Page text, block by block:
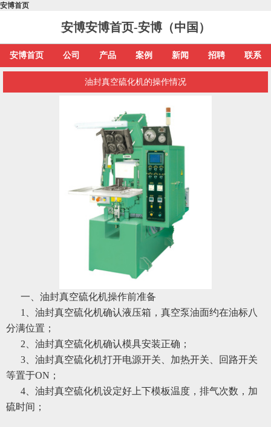
安博首页
安博安博首页-安博（中国）
安博首页 公司 产品 案例 新闻 招聘 联系
油封真空硫化机的操作情况
一、油封真空硫化机操作前准备
1、油封真空硫化机确认液压箱，真空泵油面约在油标八
分满位置；
2、油封真空硫化机确认模具安装正确；
3、油封真空硫化机打开电源开关、加热开关、回路开关
等置于ON；
4、油封真空硫化机设定好上下模板温度，排气次数，加
硫时间；